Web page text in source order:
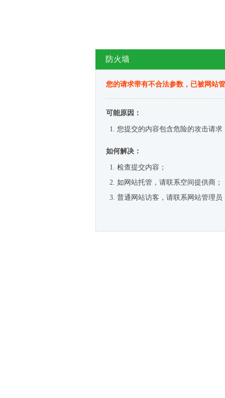
防火墙
您的请求带有不合法参数，已被网站
可能原因：
您提交的内容包含危险的攻击请求
如何解决：
检查提交内容；
如网站托管，请联系空间提供商；
普通网站访客，请联系网站管理员